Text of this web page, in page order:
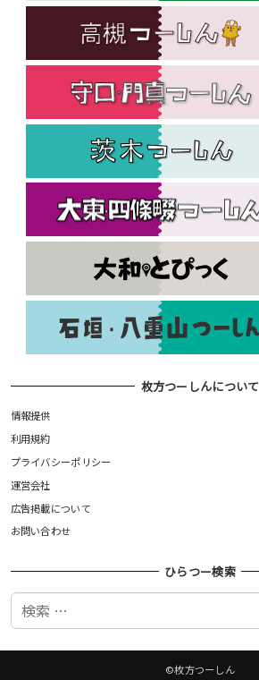
枚方つーしんについて
情報提供
利用規約
プライバシーポリシー
運営会社
広告掲載について
お問い合わせ
ひらつー検索
検
©枚方つーしん